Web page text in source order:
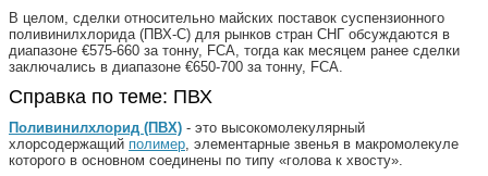
В целом, сделки относительно майских поставок суспензионного
поливинилхлорида (ПВХ-С) для рынков стран СНГ обсуждаются в
диапазоне €575-660 за тонну, FCA, тогда как месяцем ранее сделки
заключались в диапазоне €650-700 за тонну, FCA.
Справка по теме: ПВХ
Поливинилхлорид (ПВХ) - это высокомолекулярный
хлорсодержащий полимер , элементарные звенья в макромолекуле
которого в основном соединены по типу «голова к хвосту».